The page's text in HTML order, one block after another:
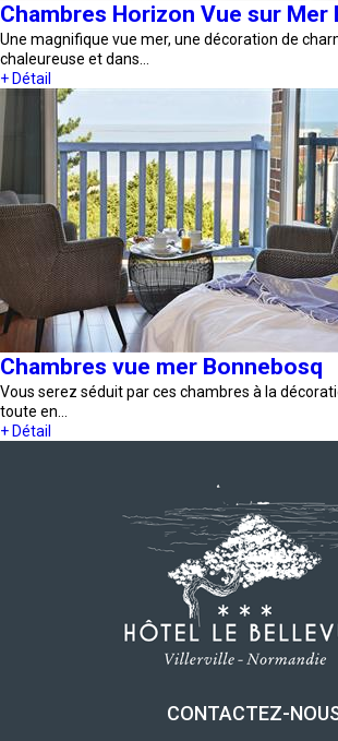
Chambres Horizon Vue sur Mer
Une magnifique vue mer, une décoration de
chaleureuse et dans…
+ Détail
Chambres vue mer Bonnebosq
Vous serez séduit par ces chambres à la
toute en…
+ Détail
CONTACTEZ-